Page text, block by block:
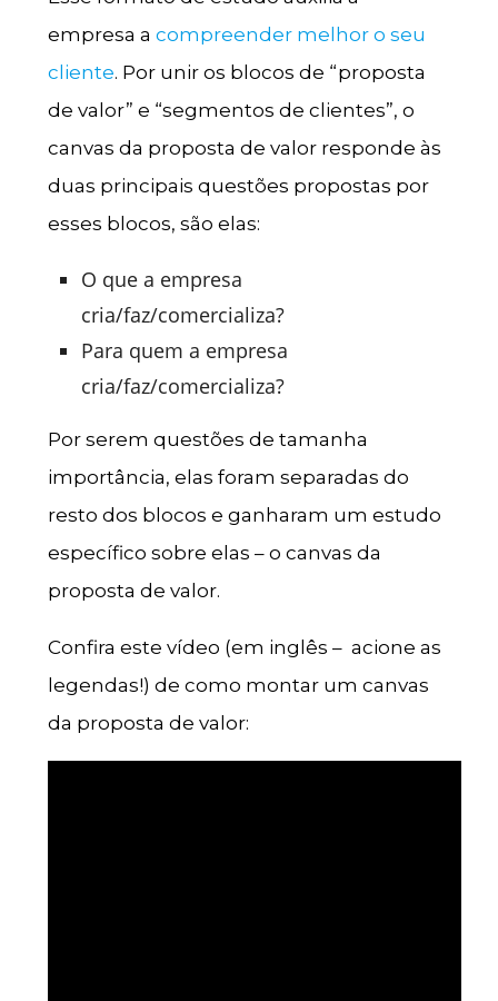
empresa a compreender melhor o seu
cliente. Por unir os blocos de “proposta
de valor” e “segmentos de clientes”, o
canvas da proposta de valor responde às
duas principais questões propostas por
esses blocos, são elas:
O que a empresa
cria/faz/comercializa?
Para quem a empresa
cria/faz/comercializa?
Por serem questões de tamanha
importância, elas foram separadas do
resto dos blocos e ganharam um estudo
específico sobre elas – o canvas da
proposta de valor.
Confira este vídeo (em inglês – acione as
legendas!) de como montar um canvas
da proposta de valor: